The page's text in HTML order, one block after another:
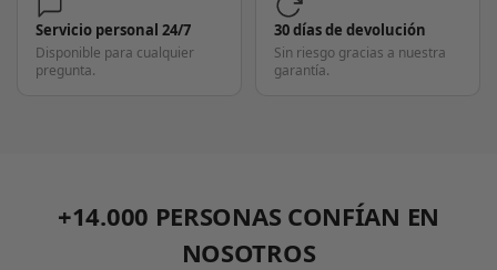
Servicio personal 24/7
Disponible para cualquier
pregunta.
30 días de devolución
Sin riesgo gracias a nuestra
garantía.
+14.000 PERSONAS CONFÍAN EN
NOSOTROS